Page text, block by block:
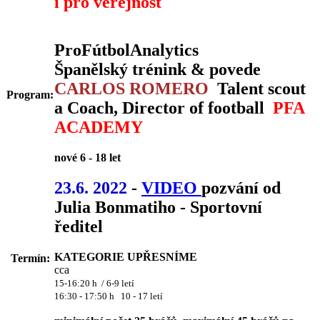
Program:
ProFútbolAnalytics
Španělský trénink & povede
CARLOS ROMERO Talent scout
a Coach, Director of football PFA
ACADEMY
nové 6 - 18 let
Termín:
23.6. 2022 - VIDEO pozvání od
Julia Bonmatiho - Sportovní
ředitel
KATEGORIE UPŘESNÍME
cca
15-16:20 h / 6-9 letí
16:30 - 17:50 h 10 - 17 letí